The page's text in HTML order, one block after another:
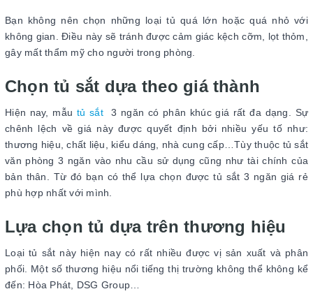
Bạn không nên chọn những loại tủ quá lớn hoặc quá nhỏ với
không gian. Điều này sẽ tránh được cảm giác kệch cỡm, lọt thỏm,
gây mất thẩm mỹ cho người trong phòng.
Chọn tủ sắt dựa theo giá thành
Hiện nay, mẫu tủ sắt
3 ngăn có phân khúc giá rất đa dạng. Sự
chênh lệch về giá này được quyết định bởi nhiều yếu tố như:
thương hiệu, chất liệu, kiểu dáng, nhà cung cấp…Tùy thuộc tủ sắt
văn phòng 3 ngăn vào nhu cầu sử dụng cũng như tài chính của
bản thân. Từ đó bạn có thể lựa chọn được tủ sắt 3 ngăn giá rẻ
phù hợp nhất với mình.
Lựa chọn tủ dựa trên thương hiệu
Loại tủ sắt này hiện nay có rất nhiều được vị sản xuất và phân
phối. Một số thương hiệu nổi tiếng thị trường không thể không kể
đến: Hòa Phát, DSG Group…